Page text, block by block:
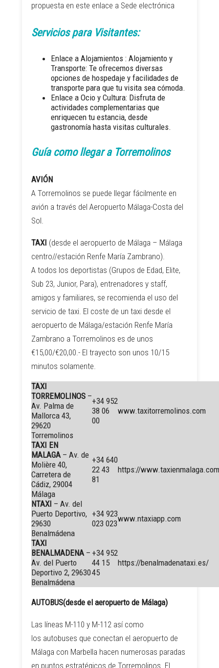
propuesta en este enlace a Sede electrónica
Servicios para Visitantes:
Enlace a Alojamientos : Alojamiento y
Transporte: Te ofrecemos diversas
opciones de hospedaje y facilidades de
transporte para que tu visita sea cómoda.
Enlace a Ocio y Cultura: Disfruta de
actividades complementarias que
enriquecen tu estancia, desde
gastronomía hasta visitas culturales.
Guía como llegar a Torremolinos
AVIÓN
A Torremolinos se puede llegar fácilmente en
avión a través del Aeropuerto Málaga-Costa del
Sol.
TAXI (desde el aeropuerto de Málaga – Málaga
centro//estación Renfe María Zambrano).
A todos los deportistas (Grupos de Edad, Elite,
Sub 23, Junior, Para), entrenadores y staff,
amigos y familiares, se recomienda el uso del
servicio de taxi. El coste de un taxi desde el
aeropuerto de Málaga/estación Renfe María
Zambrano a Torremolinos es de unos
€15,00/€20,00.- El trayecto son unos 10/15
minutos solamente.
TAXI
TORREMOLINOS–
Av. Palma de
Mallorca 43,
29620
Torremolinos
+34 952
38 06
00
www.taxitorremolinos.com
TAXI EN
MALAGA– Av. de
Molière 40,
Carretera de
Cádiz, 29004
Málaga
+34 640
22 43
81
https://www.taxienmalaga.com
NTAXI – Av. del
Puerto Deportivo,
29630
Benalmádena
+34 923
023 023www.ntaxiapp.com
TAXI
BENALMADENA–
Av. del Puerto
Deportivo 2, 29630
Benalmádena
+34 952
44 15
45
https://benalmadenataxi.es/
AUTOBUS(desde el aeropuerto de Málaga)
Las líneas M-110 y M-112 así como
los autobuses que conectan el aeropuerto de
Málaga con Marbella hacen numerosas paradas
en puntos estratégicos de Torremolinos. El